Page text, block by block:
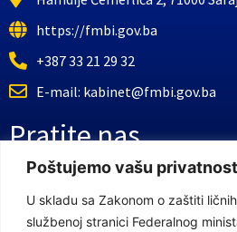
Poštujemo vašu privatnost
U skladu sa Zakonom o zaštiti
službenoj stranici Federalnog
https://fmbi.gov.ba
+387 33 21 29 32
E-mail: kabinet@fmbi.gov.ba
Pratite nas
Facebook Stranica
Youtube Kanal